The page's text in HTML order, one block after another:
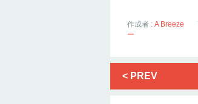
作成者 : A Breeze
ー
< PREV